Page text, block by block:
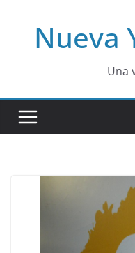
contentNueva
Una